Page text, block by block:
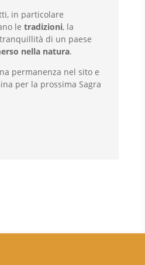
in particolare
le tradizioni, la
di un paese
nella natura.
permanenza nel sito e
per la prossima Sagra